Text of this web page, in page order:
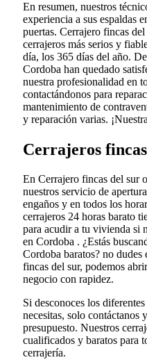
En resumen, nuestros
experiencia a sus espaldas
puertas. Cerrajero fincas
cerrajeros más serios y
día, los 365 días del año.
Cordoba han quedado
nuestra profesionalidad en
contactándonos para
mantenimiento de
y reparación varias.
Cerrajeros
En Cerrajero fincas del sur
nuestros servicio de
engaños y en todos los
cerrajeros 24 horas barato
para acudir a tu vivienda si
en Cordoba . ¿Estás
Cordoba baratos? no dudes
fincas del sur, podemos
negocio con rapidez.
Si desconoces los
necesitas, solo contáctanos
presupuesto. Nuestros
cualificados y baratos para
cerrajería.